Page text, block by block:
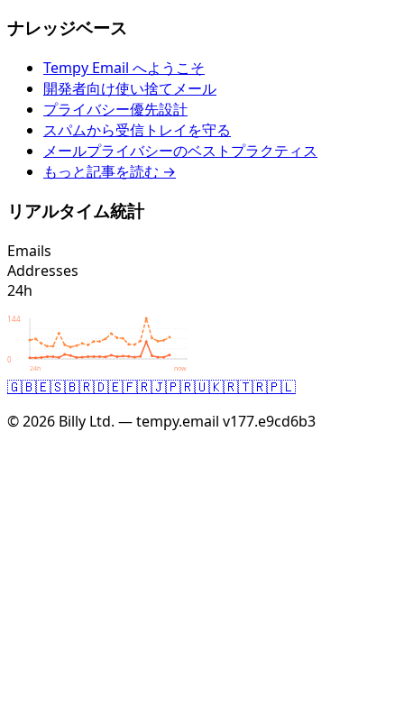
ナレッジベース
Tempy Email へようこそ
開発者向け使い捨てメール
プライバシー優先設計
スパムから受信トレイを守る
メールプライバシーのベストプラクティス
もっと記事を読む →
リアルタイム統計
Emails
Addresses
24h
144
0
24h now
🇬🇧🇪🇸🇧🇷🇩🇪🇫🇷🇯🇵🇷🇺🇰🇷🇹🇷🇵🇱
© 2026 Billy Ltd. — tempy.email v177.e9cd6b3